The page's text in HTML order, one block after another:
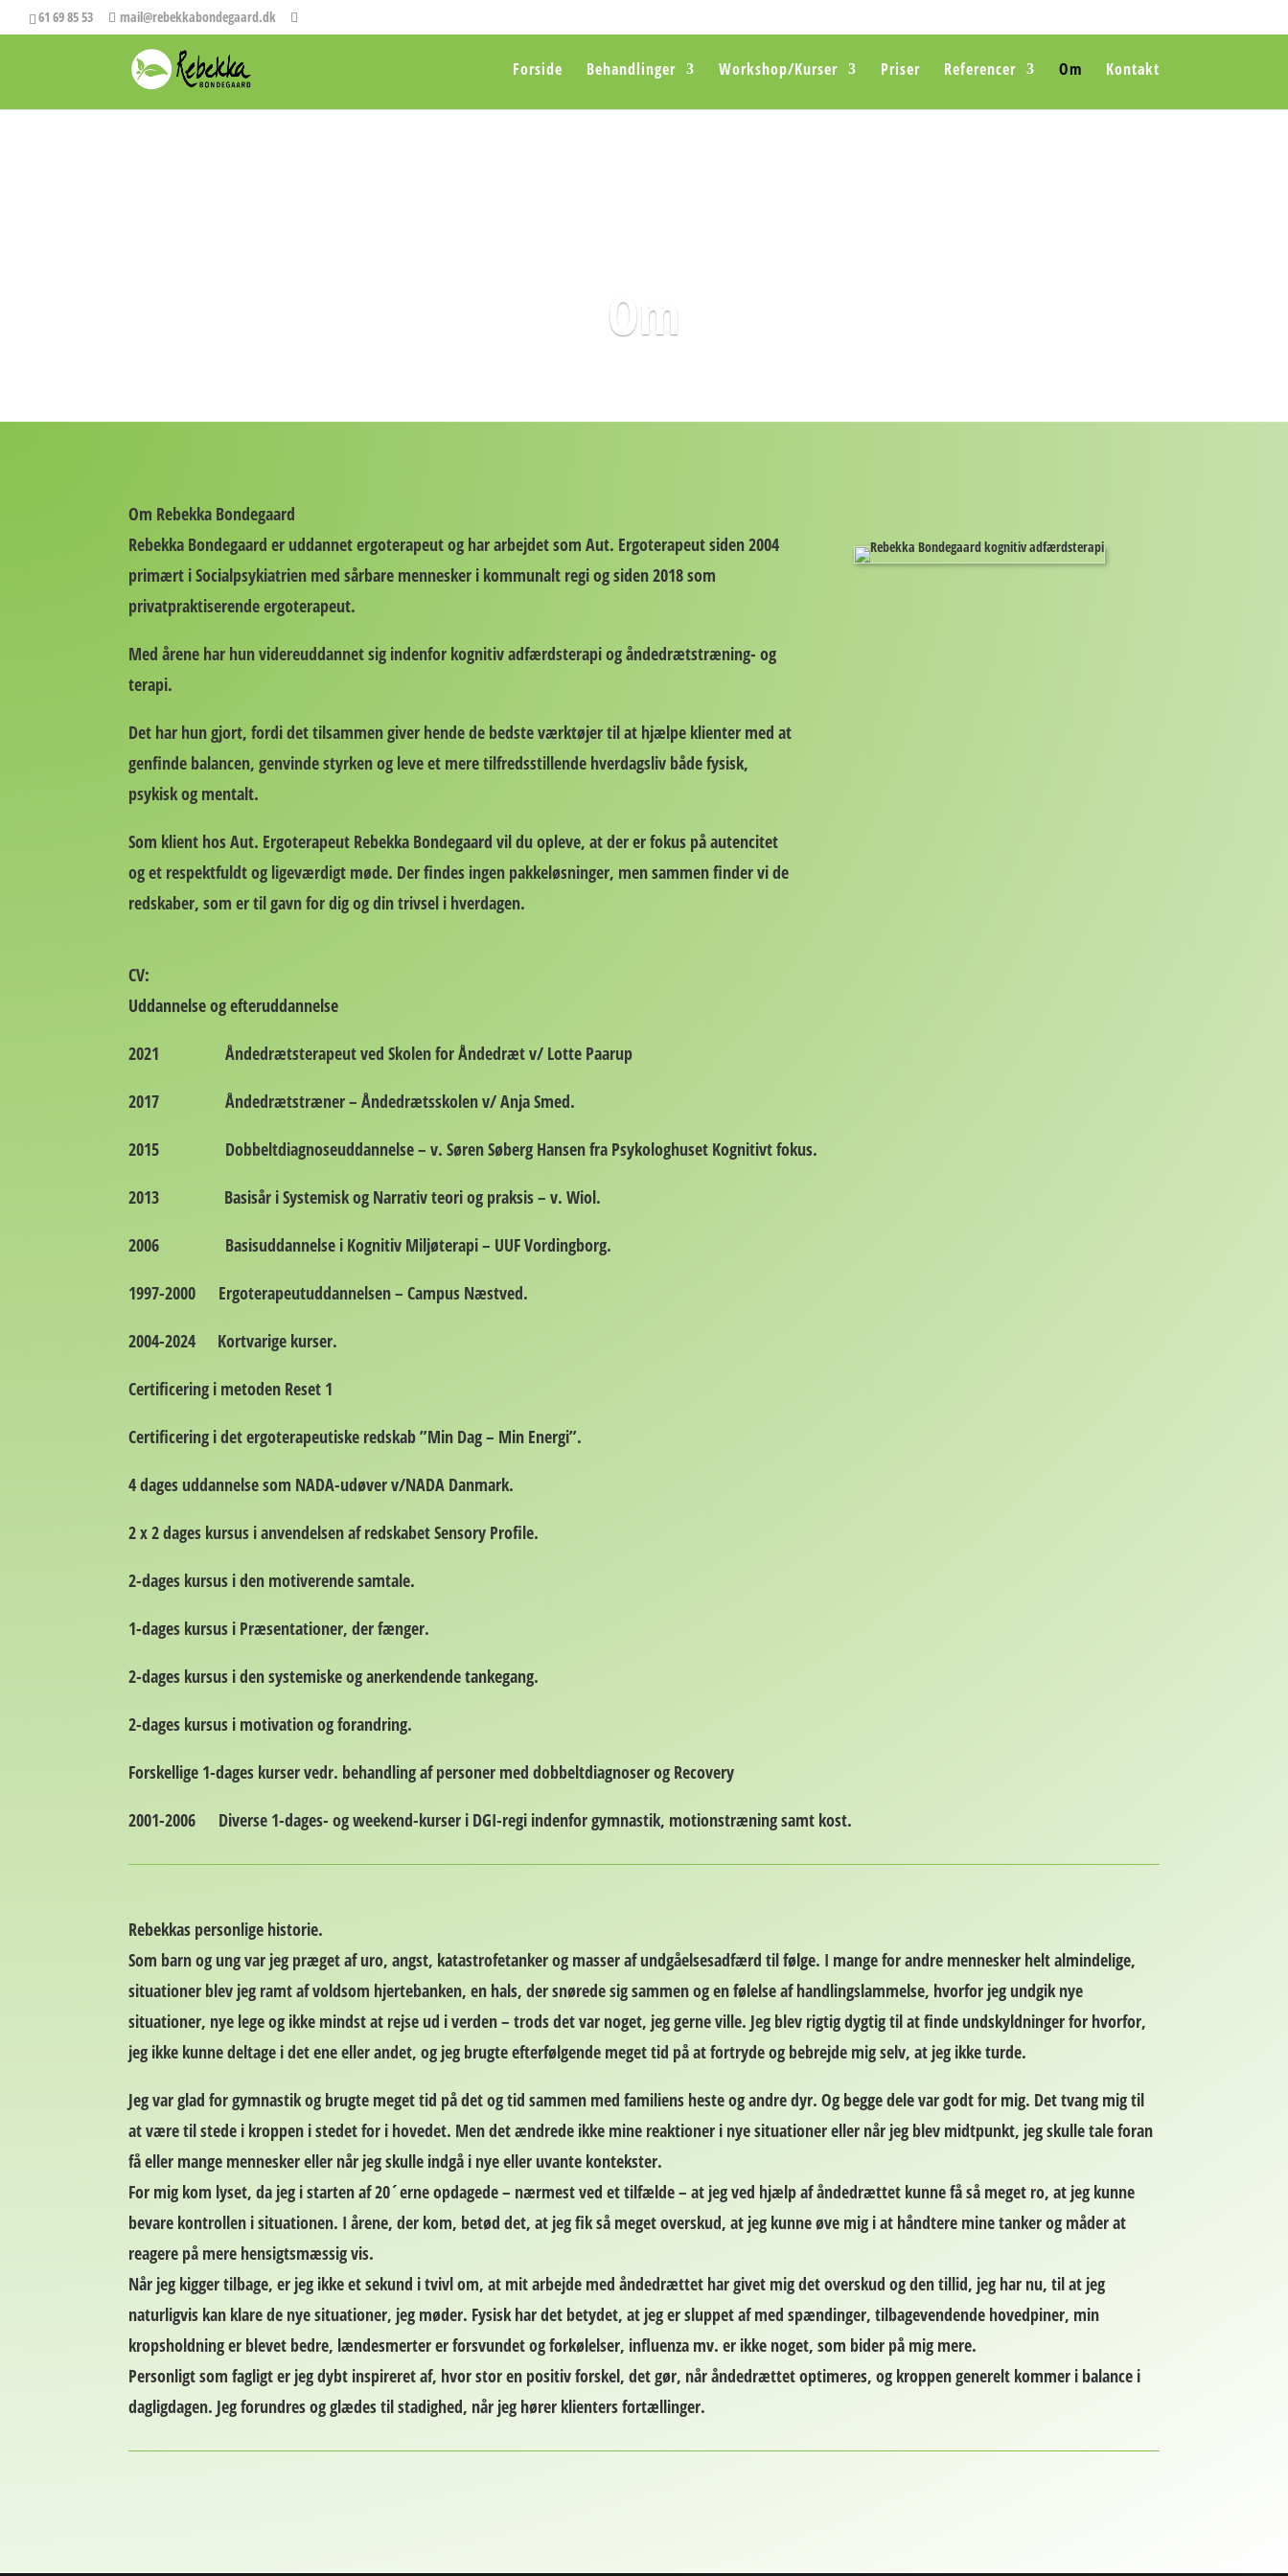
61 69 85 53 mail@rebekkabondegaard.dk
Forside Behandlinger Workshop/Kurser Priser Referencer Om Kontakt
Om
Om Rebekka Bondegaard
Rebekka Bondegaard er uddannet ergoterapeut og har arbejdet som Aut. Ergoterapeut siden 2004
primært i Socialpsykiatrien med sårbare mennesker i kommunalt regi og siden 2018 som
privatpraktiserende ergoterapeut.
Med årene har hun videreuddannet sig indenfor kognitiv adfærdsterapi og åndedrætstræning- og
terapi.
Det har hun gjort, fordi det tilsammen giver hende de bedste værktøjer til at hjælpe klienter med at
genfinde balancen, genvinde styrken og leve et mere tilfredsstillende hverdagsliv både fysisk,
psykisk og mentalt.
Som klient hos Aut. Ergoterapeut Rebekka Bondegaard vil du opleve, at der er fokus på autencitet
og et respektfuldt og ligeværdigt møde. Der findes ingen pakkeløsninger, men sammen finder vi de
redskaber, som er til gavn for dig og din trivsel i hverdagen.
CV:
Uddannelse og efteruddannelse
2021 Åndedrætsterapeut ved Skolen for Åndedræt v/ Lotte Paarup
2017 Åndedrætstræner – Åndedrætsskolen v/ Anja Smed.
2015 Dobbeltdiagnoseuddannelse – v. Søren Søberg Hansen fra Psykologhuset Kognitivt fokus.
2013 Basisår i Systemisk og Narrativ teori og praksis – v. Wiol.
2006 Basisuddannelse i Kognitiv Miljøterapi – UUF Vordingborg.
1997-2000 Ergoterapeutuddannelsen – Campus Næstved.
2004-2024 Kortvarige kurser.
Certificering i metoden Reset 1
Certificering i det ergoterapeutiske redskab ”Min Dag – Min Energi”.
4 dages uddannelse som NADA-udøver v/NADA Danmark.
2 x 2 dages kursus i anvendelsen af redskabet Sensory Profile.
2-dages kursus i den motiverende samtale.
1-dages kursus i Præsentationer, der fænger.
2-dages kursus i den systemiske og anerkendende tankegang.
2-dages kursus i motivation og forandring.
Forskellige 1-dages kurser vedr. behandling af personer med dobbeltdiagnoser og Recovery
2001-2006 Diverse 1-dages- og weekend-kurser i DGI-regi indenfor gymnastik, motionstræning samt kost.
Rebekkas personlige historie.
Som barn og ung var jeg præget af uro, angst, katastrofetanker og masser af undgåelsesadfærd til følge. I mange for andre mennesker helt almindelige,
situationer blev jeg ramt af voldsom hjertebanken, en hals, der snørede sig sammen og en følelse af handlingslammelse, hvorfor jeg undgik nye
situationer, nye lege og ikke mindst at rejse ud i verden – trods det var noget, jeg gerne ville. Jeg blev rigtig dygtig til at finde undskyldninger for hvorfor,
jeg ikke kunne deltage i det ene eller andet, og jeg brugte efterfølgende meget tid på at fortryde og bebrejde mig selv, at jeg ikke turde.
Jeg var glad for gymnastik og brugte meget tid på det og tid sammen med familiens heste og andre dyr. Og begge dele var godt for mig. Det tvang mig til
at være til stede i kroppen i stedet for i hovedet. Men det ændrede ikke mine reaktioner i nye situationer eller når jeg blev midtpunkt, jeg skulle tale foran
få eller mange mennesker eller når jeg skulle indgå i nye eller uvante kontekster.
For mig kom lyset, da jeg i starten af 20´erne opdagede – nærmest ved et tilfælde – at jeg ved hjælp af åndedrættet kunne få så meget ro, at jeg kunne
bevare kontrollen i situationen. I årene, der kom, betød det, at jeg fik så meget overskud, at jeg kunne øve mig i at håndtere mine tanker og måder at
reagere på mere hensigtsmæssig vis.
Når jeg kigger tilbage, er jeg ikke et sekund i tvivl om, at mit arbejde med åndedrættet har givet mig det overskud og den tillid, jeg har nu, til at jeg
naturligvis kan klare de nye situationer, jeg møder. Fysisk har det betydet, at jeg er sluppet af med spændinger, tilbagevendende hovedpiner, min
kropsholdning er blevet bedre, lændesmerter er forsvundet og forkølelser, influenza mv. er ikke noget, som bider på mig mere.
Personligt som fagligt er jeg dybt inspireret af, hvor stor en positiv forskel, det gør, når åndedrættet optimeres, og kroppen generelt kommer i balance i
dagligdagen. Jeg forundres og glædes til stadighed, når jeg hører klienters fortællinger.